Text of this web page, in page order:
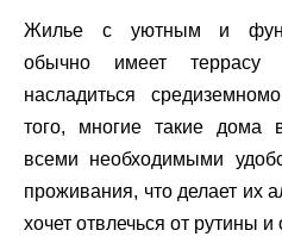
Жилье с уютным и
обычно имеет
насладиться
того, многие такие дома
всеми необходимыми
проживания, что делает их
хочет отвлечься от рутины